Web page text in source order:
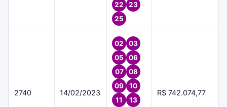
22
23
25
2740 14/02/2023
02
03
05
06
07
08
09
10
11
13
R$ 742.074,77